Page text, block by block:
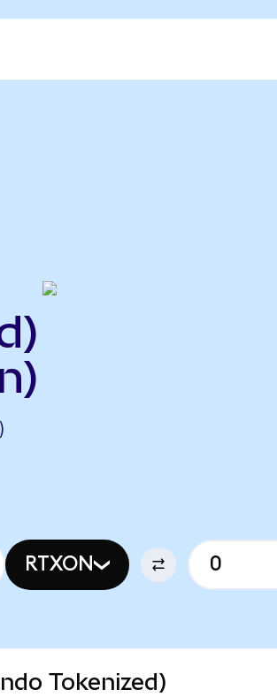
RTXON
Tokenized)